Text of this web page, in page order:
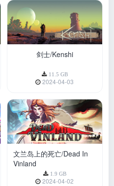
剑士/Kenshi
11.5 GB
2024-04-03
文兰岛上的死亡/Dead In
Vinland
1.9 GB
2024-04-02